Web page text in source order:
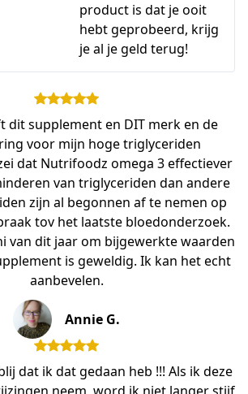
product is dat je ooit
hebt geprobeerd, krijg
je al je geld terug!
dit supplement en DIT merk en de
voor mijn hoge triglyceriden
dat Nutrifoodz omega 3 effectiever
van triglyceriden dan andere
zijn al begonnen af te nemen op
tov het laatste bloedonderzoek.
van dit jaar om bijgewerkte waarden
is geweldig. Ik kan het echt
aanbevelen.
Annie G.
dat ik dat gedaan heb !!! Als ik deze